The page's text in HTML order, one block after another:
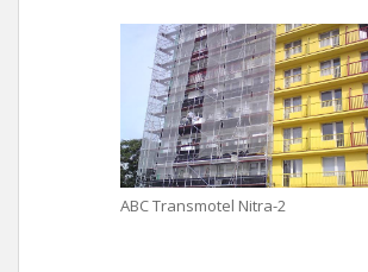
ABC Transmotel Nitra-2